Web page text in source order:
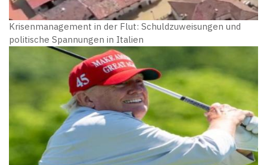
Krisenmanagement in der Flut: Schuldzuweisungen und
politische Spannungen in Italien